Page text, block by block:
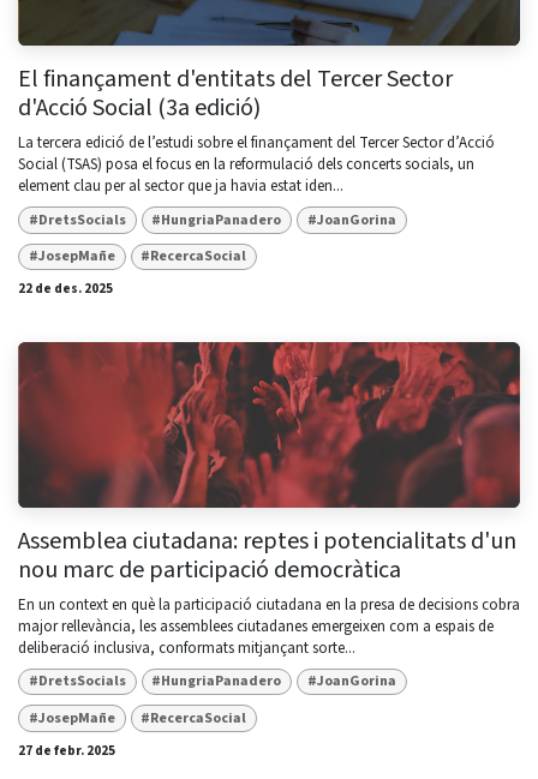
El finançament d'entitats del Tercer Sector
d'Acció Social (3a edició)
La tercera edició de l’estudi sobre el finançament del Tercer Sector d’Acció
Social (TSAS) posa el focus en la reformulació dels concerts socials, un
element clau per al sector que ja havia estat iden...
#DretsSocials #HungriaPanadero
#JoanGorina
#JosepMañe
#RecercaSocial
22 de des. 2025
Assemblea ciutadana: reptes i potencialitats d'un
nou marc de participació democràtica
En un context en què la participació ciutadana en la presa de decisions cobra
major rellevància, les assemblees ciutadanes emergeixen com a espais de
deliberació inclusiva, conformats mitjançant sorte...
#DretsSocials #HungriaPanadero
#JoanGorina
#JosepMañe
#RecercaSocial
27 de febr. 2025